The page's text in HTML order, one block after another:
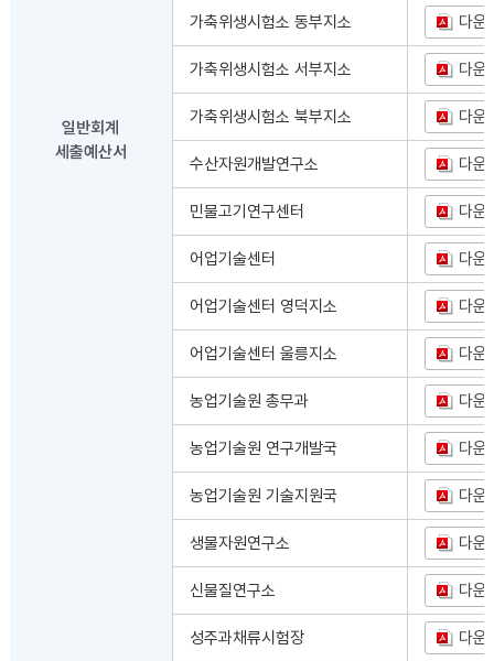
일반회계
세출예산서
가축위생시험소 동부지소 다운
가축위생시험소 서부지소 다운
가축위생시험소 북부지소 다운
수산자원개발연구소 다운
민물고기연구센터 다운
어업기술센터 다운
어업기술센터 영덕지소 다운
어업기술센터 울릉지소 다운
농업기술원 총무과 다운
농업기술원 연구개발국 다운
농업기술원 기술지원국 다운
생물자원연구소 다운
신물질연구소 다운
성주과채류시험장 다운